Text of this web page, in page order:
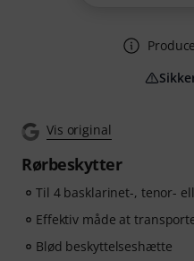
Vis original
Rørbeskytter
Til 4 basklarinet-, tenor-
Effektiv måde at
Blød beskyttelseshætte